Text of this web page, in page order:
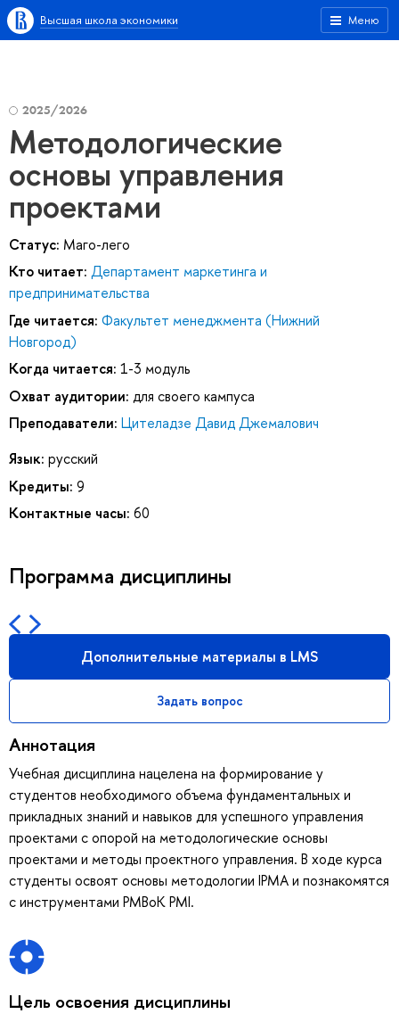
Меню
Высшая школа экономики
2025/2026
Методологические
основы управления
проектами
Статус: Маго-лего
Кто читает: Департамент маркетинга и
предпринимательства
Где читается: Факультет менеджмента (Нижний
Новгород)
Когда читается: 1-3 модуль
Охват аудитории: для своего кампуса
Преподаватели: Цителадзе Давид Джемалович
Язык: русский
Кредиты: 9
Контактные часы: 60
Программа дисциплины
Дополнительные материалы в LMS
Задать вопрос
Аннотация
Учебная дисциплина нацелена на формирование у
студентов необходимого объема фундаментальных и
прикладных знаний и навыков для успешного управления
проектами с опорой на методологические основы
проектами и методы проектного управления. В ходе курса
студенты освоят основы методологии IPMA и познакомятся
с инструментами PMBoK PMI.
Цель освоения дисциплины